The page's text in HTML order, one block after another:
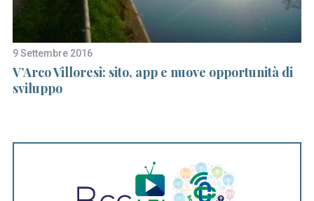
9 Settembre 2016
V’Arco Villoresi: sito, app e nuove opportunità di
sviluppo